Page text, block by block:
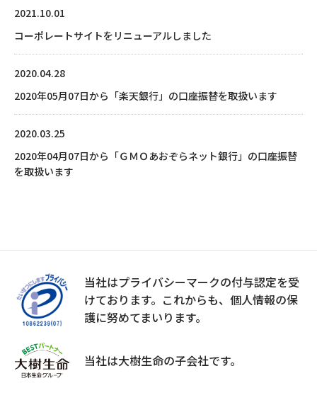
2021.10.01
コーポレートサイトをリニューアルしました
2020.04.28
2020年05月07日から「楽天銀行」の口座振替を取扱います
2020.03.25
2020年04月07日から「ＧＭＯあおぞらネット銀行」の口座振替
を取扱います
当社はプライバシーマークの付与認定を受
けております。 これからも、個人情報の保
護に努めてまいります。
当社は大樹生命の子会社です。